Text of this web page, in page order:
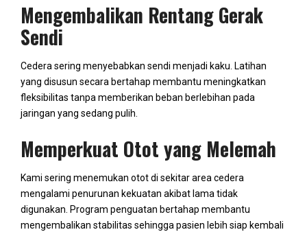
Mengembalikan Rentang Gerak
Sendi
Cedera sering menyebabkan sendi menjadi kaku. Latihan
yang disusun secara bertahap membantu meningkatkan
fleksibilitas tanpa memberikan beban berlebihan pada
jaringan yang sedang pulih.
Memperkuat Otot yang Melemah
Kami sering menemukan otot di sekitar area cedera
mengalami penurunan kekuatan akibat lama tidak
digunakan. Program penguatan bertahap membantu
mengembalikan stabilitas sehingga pasien lebih siap kembali